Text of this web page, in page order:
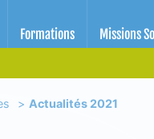
Alpes-Maritimes
Formations Missions
Actualités 2021